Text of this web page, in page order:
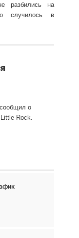
разбились на
случилось в
о
Rock.
и БПЛА в